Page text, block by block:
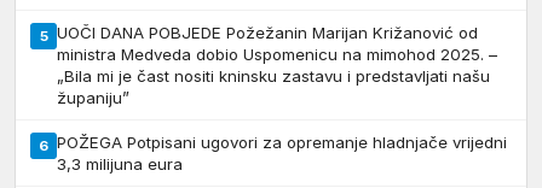
5 UOČI DANA POBJEDE Požežanin Marijan Križanović od
ministra Medveda dobio Uspomenicu na mimohod 2025. –
„Bila mi je čast nositi kninsku zastavu i predstavljati našu
županiju”
6 POŽEGA Potpisani ugovori za opremanje hladnjače vrijedni
3,3 milijuna eura